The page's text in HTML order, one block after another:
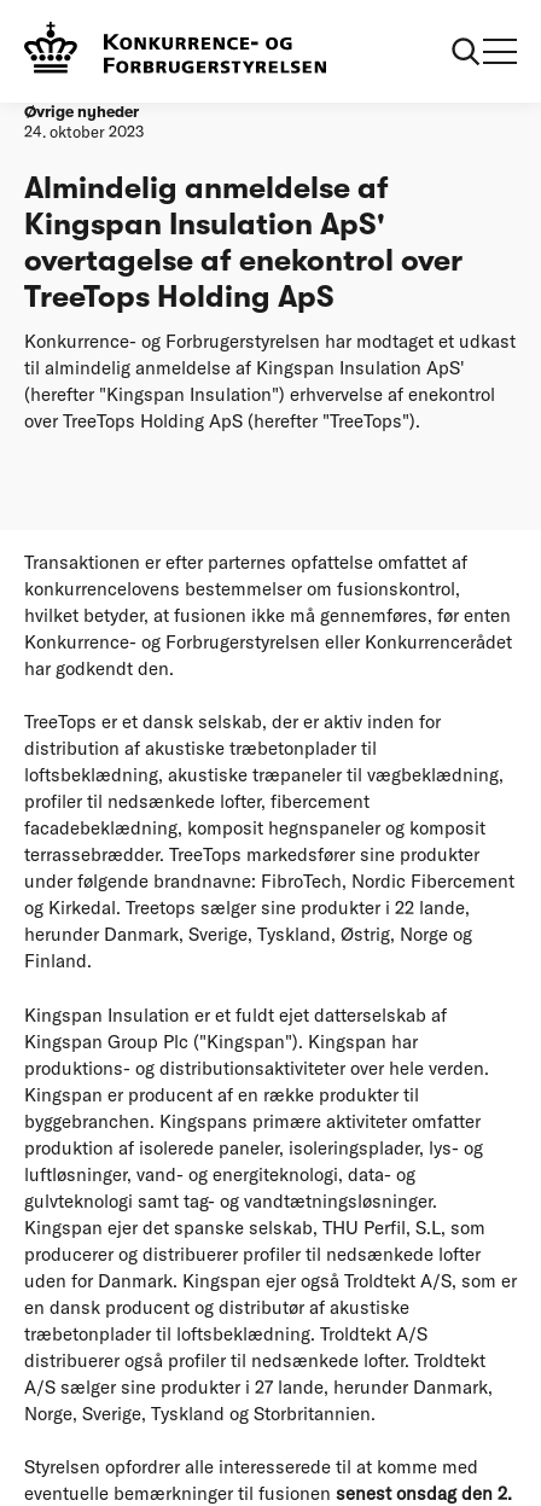
Forside
overtagelse af enekontrol over TreeTops Holding ApS
Øvrige nyheder
24. oktober 2023
Almindelig anmeldelse af
Kingspan Insulation ApS'
overtagelse af enekontrol over
TreeTops Holding ApS
Konkurrence- og Forbrugerstyrelsen har modtaget et udkast
til almindelig anmeldelse af Kingspan Insulation ApS'
(herefter "Kingspan Insulation") erhvervelse af enekontrol
over TreeTops Holding ApS (herefter "TreeTops").
Transaktionen er efter parternes opfattelse omfattet af
konkurrencelovens bestemmelser om fusionskontrol,
hvilket betyder, at fusionen ikke må gennemføres, før enten
Konkurrence- og Forbrugerstyrelsen eller Konkurrencerådet
har godkendt den.
TreeTops er et dansk selskab, der er aktiv inden for
distribution af akustiske træbetonplader til
loftsbeklædning, akustiske træpaneler til vægbeklædning,
profiler til nedsænkede lofter, fibercement
facadebeklædning, komposit hegnspaneler og komposit
terrassebrædder. TreeTops markedsfører sine produkter
under følgende brandnavne: FibroTech, Nordic Fibercement
og Kirkedal. Treetops sælger sine produkter i 22 lande,
herunder Danmark, Sverige, Tyskland, Østrig, Norge og
Finland.
Kingspan Insulation er et fuldt ejet datterselskab af
Kingspan Group Plc ("Kingspan"). Kingspan har
produktions- og distributionsaktiviteter over hele verden.
Kingspan er producent af en række produkter til
byggebranchen. Kingspans primære aktiviteter omfatter
produktion af isolerede paneler, isoleringsplader, lys- og
luftløsninger, vand- og energiteknologi, data- og
gulvteknologi samt tag- og vandtætningsløsninger.
Kingspan ejer det spanske selskab, THU Perfil, S.L, som
producerer og distribuerer profiler til nedsænkede lofter
uden for Danmark. Kingspan ejer også Troldtekt A/S, som er
en dansk producent og distributør af akustiske
træbetonplader til loftsbeklædning. Troldtekt A/S
distribuerer også profiler til nedsænkede lofter. Troldtekt
A/S sælger sine produkter i 27 lande, herunder Danmark,
Norge, Sverige, Tyskland og Storbritannien.
Styrelsen opfordrer alle interesserede til at komme med
eventuelle bemærkninger til fusionen senest onsdag den 2.